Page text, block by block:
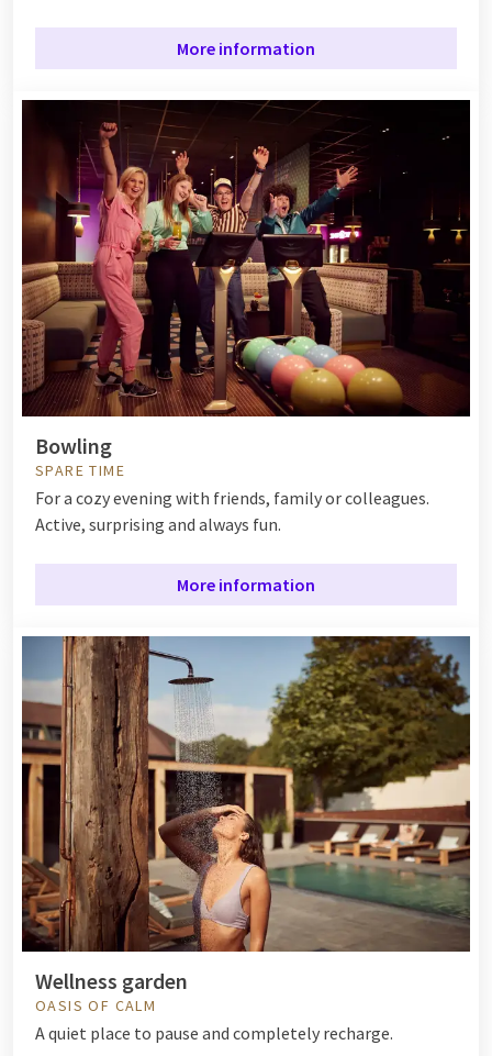
More information
Bowling
SPARE TIME
For a cozy evening with friends, family or colleagues.
Active, surprising and always fun.
More information
Wellness garden
OASIS OF CALM
A quiet place to pause and completely recharge.